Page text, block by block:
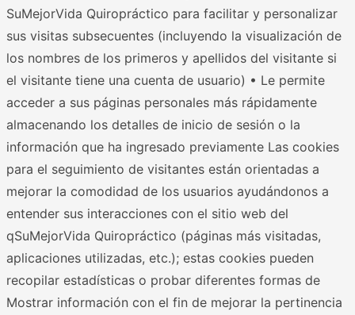
SuMejorVida Quiropráctico para facilitar y personalizar
sus visitas subsecuentes (incluyendo la visualización de
los nombres de los primeros y apellidos del visitante si
el visitante tiene una cuenta de usuario) • Le permite
acceder a sus páginas personales más rápidamente
almacenando los detalles de inicio de sesión o la
información que ha ingresado previamente Las cookies
para el seguimiento de visitantes están orientadas a
mejorar la comodidad de los usuarios ayudándonos a
entender sus interacciones con el sitio web del
qSuMejorVida Quiropráctico (páginas más visitadas,
aplicaciones utilizadas, etc.); estas cookies pueden
recopilar estadísticas o probar diferentes formas de
Mostrar información con el fin de mejorar la pertinencia